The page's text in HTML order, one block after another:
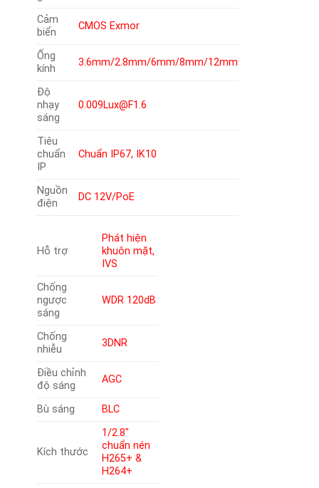
Cảm
biển
CMOS Exmor
Ống
kính
3.6mm/2.8mm/6mm/8mm/12mm
Độ
nhạy
sáng
0.009Lux@F1.6
Tiêu
chuẩn
IP
Chuẩn IP67, IK10
Nguồn
điện
DC 12V/PoE
Hỗ trợ
Phát hiện
khuôn mặt,
IVS
Chống
ngược
sáng
WDR 120dB
Chống
nhiễu
3DNR
Điều chỉnh
độ sáng
AGC
Bù sáng BLC
Kích thước
1/2.8″
chuẩn nén
H265+ &
H264+